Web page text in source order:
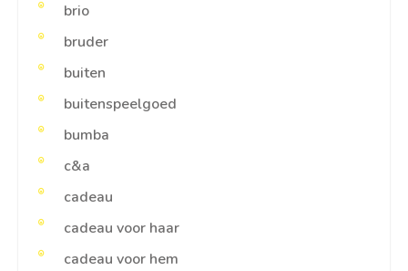
brio
bruder
buiten
buitenspeelgoed
bumba
c&a
cadeau
cadeau voor haar
cadeau voor hem